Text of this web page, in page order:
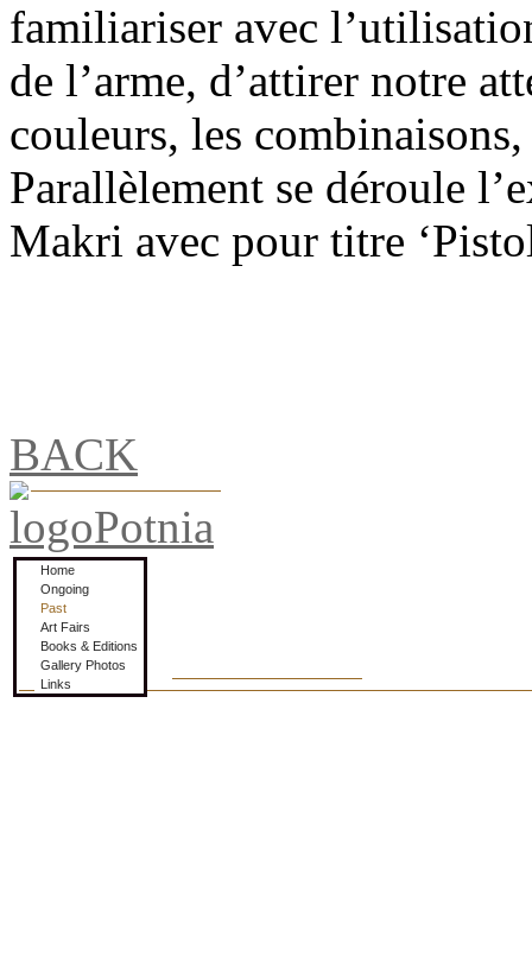
familiariser avec
de l’arme, d’attirer notre
couleurs, les
Parallèlement se déroule
Makri avec pour titre
BACK
Home
Ongoing
Past
Art Fairs
Books & Editions
Gallery Photos
Links